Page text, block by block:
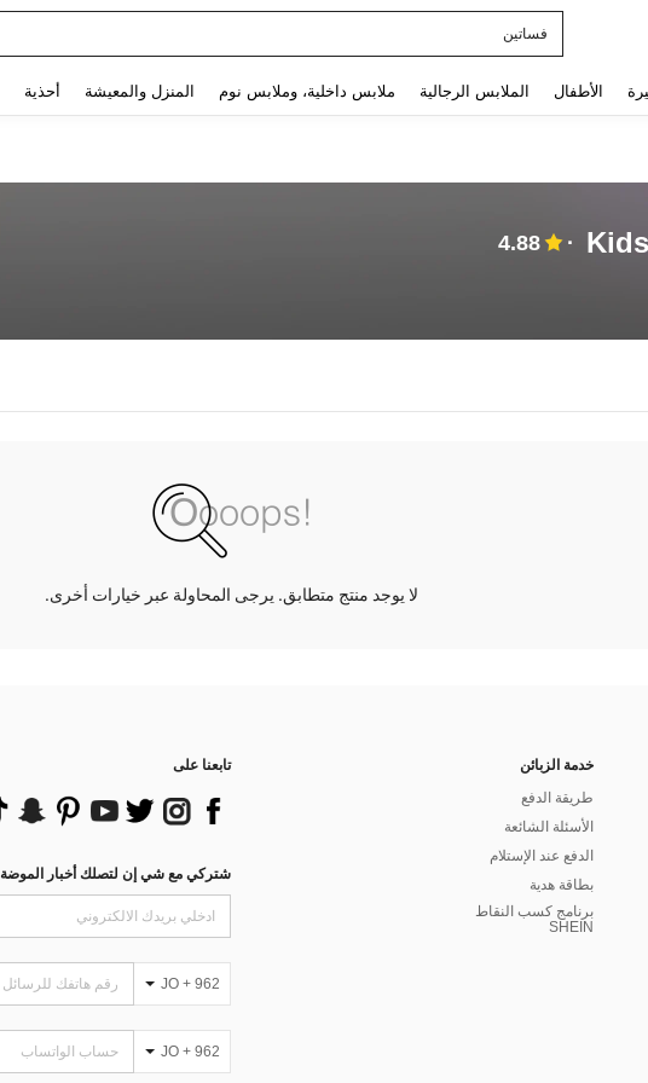
فساتين
الأطفال الملابس الرجالية ملابس داخلية، وملابس نوم المنزل والمعيشة أحذية
4.88
لا يوجد منتج متطابق. يرجى المحاولة عبر خيارات أخرى.
خدمة الزبائن
طريقة الدفع
الأسئلة الشائعة
الدفع عند الإستلام
بطاقة هدية
برنامج كسب النقاط
SHEIN
تابعنا على
شتركي مع شي إن لتصلك أخبار الموضة
JO + 962
JO + 962